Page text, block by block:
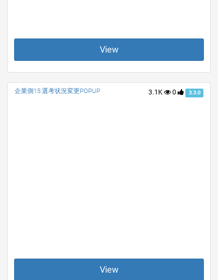
View
3.1K 0 3.3.0
企業側15:選考状況変更POPUP
View